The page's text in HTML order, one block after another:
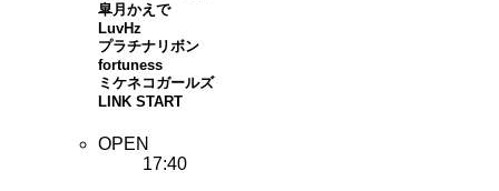
皐月かえで
LuvHz
プラチナリボン
fortuness
ミケネコガールズ
LINK START
OPEN
17:40